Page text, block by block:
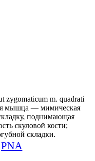
zygomaticum m. quadrati
мышца — мимическая
поднимающая
скуловой кости;
складки.
PNA